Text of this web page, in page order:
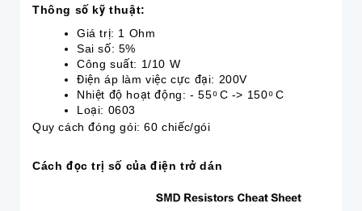
Thông số kỹ thuật:
Giá trị: 1 Ohm
Sai số: 5%
Công suất: 1/10 W
Điện áp làm việc cực đại: 200V
Nhiệt độ hoạt động: - 55 ͦ C -> 150 ͦ C
Loại: 0603
Quy cách đóng gói: 60 chiếc/gói
Cách đọc trị số của điện trở dán